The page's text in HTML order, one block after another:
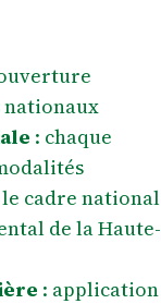
: chaque
cadre national
de la Haute-
: application